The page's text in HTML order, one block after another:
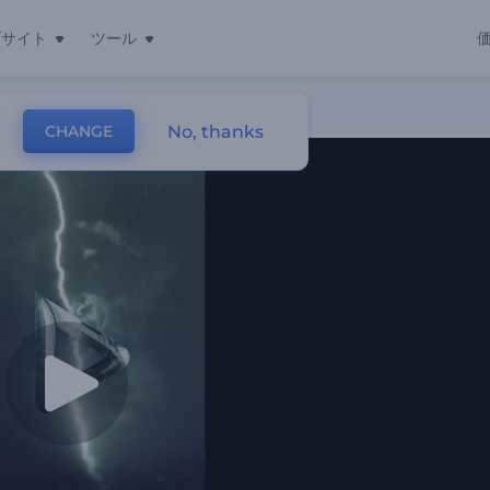
イト ツール
CHANGE No, thanks